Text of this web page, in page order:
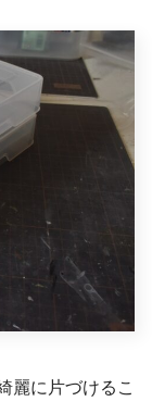
麗に片づけるこ